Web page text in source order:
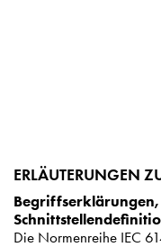
ERLÄUTERUNGEN
Die Normenreihe IEC